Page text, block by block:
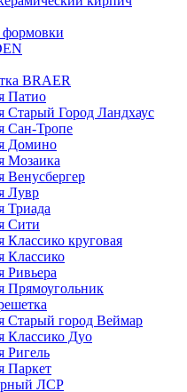
BRAER
Патио
Старый Город Ландхаус
Сан-Тропе
Домино
Мозаика
Венусбергер
Лувр
Триада
Сити
Классико круговая
Классико
Ривьера
Прямоугольник
Старый город Веймар
Классико Дуо
Ригель
Паркет
ЛСР